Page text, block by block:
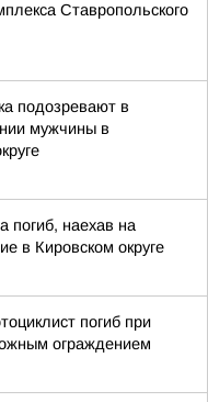
Ставропольского
подозревают в
мужчины в
погиб, наехав на
в Кировском округе
погиб при
ограждением